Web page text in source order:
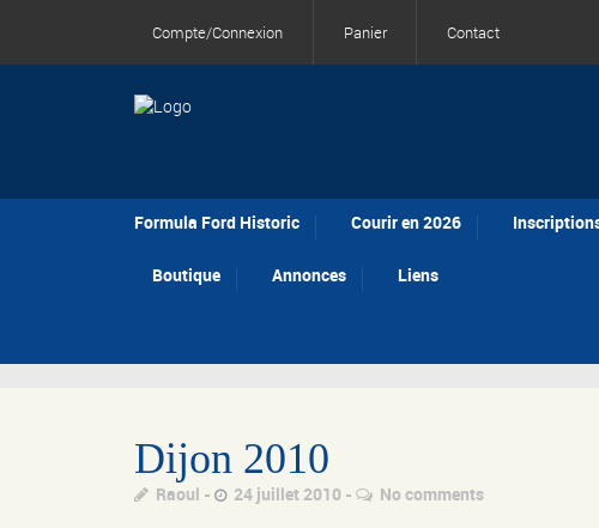
Compte/Connexion Panier Contact
Formula Ford Historic Courir en 2026
Boutique Annonces Liens
Dijon 2010
Raoul 24 juillet 2010 No comments